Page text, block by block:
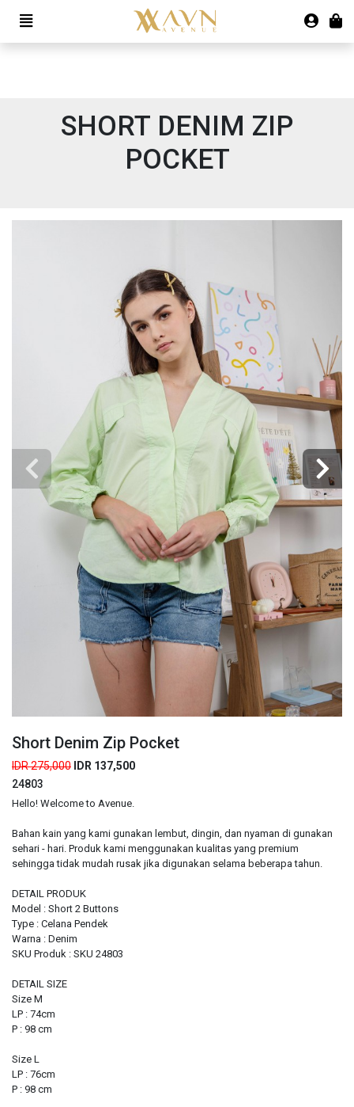
SHORT DENIM ZIP
POCKET
Short Denim Zip Pocket
IDR 275,000
IDR 137,500
24803
Hello! Welcome to Avenue.
Bahan kain yang kami gunakan lembut, dingin, dan nyaman di gunakan
sehari - hari. Produk kami menggunakan kualitas yang premium
sehingga tidak mudah rusak jika digunakan selama beberapa tahun.
DETAIL PRODUK
Model : Short 2 Buttons
Type : Celana Pendek
Warna : Denim
SKU Produk : SKU 24803
DETAIL SIZE
Size M
LP : 74cm
P : 98 cm
Size L
LP : 76cm
P : 98 cm